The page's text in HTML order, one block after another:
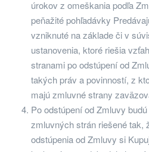
úrokov z omeškania podľa
peňažité pohľadávky
vzniknuté na základe či v
ustanovenia, ktoré riešia
stranami po odstúpení od
takých práv a povinností, z
majú zmluvné strany
Po odstúpení od Zmluvy
zmluvných strán riešené tak,
odstúpenia od Zmluvy si